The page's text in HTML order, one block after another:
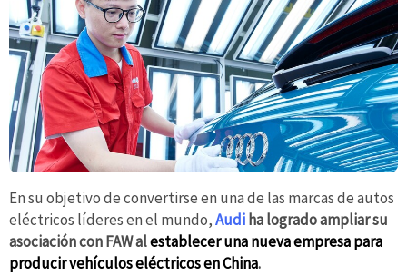
En su objetivo de convertirse en una de las marcas de autos
eléctricos líderes en el mundo,Audi ha logrado ampliar su
asociación con FAW alestablecer una nueva empresa para
producir vehículos eléctricos en China.